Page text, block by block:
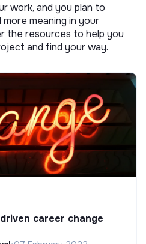
work, and you plan to
meaning in your
the resources to help you
and find your way.
career change